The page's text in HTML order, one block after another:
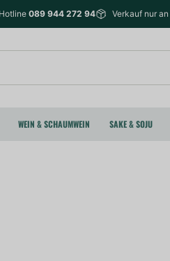
Hotline 089 944 272 94 Verkauf nur an
WEIN & SCHAUMWEIN SAKE & SOJU